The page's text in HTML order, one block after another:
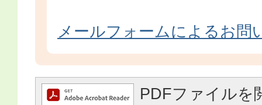
メールフォームによるお問
PDFファイルを